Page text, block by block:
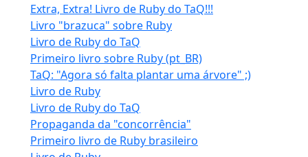
Extra, Extra! Livro de Ruby do TaQ!!!
Livro "brazuca" sobre Ruby
Livro de Ruby do TaQ
Primeiro livro sobre Ruby (pt_BR)
TaQ: "Agora só falta plantar uma árvore" ;)
Livro de Ruby
Livro de Ruby do TaQ
Propaganda da "concorrência"
Primeiro livro de Ruby brasileiro